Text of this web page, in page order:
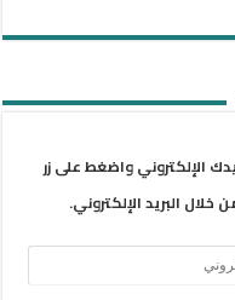
الإلكتروني واضغط على زر
البريد الإلكتروني.